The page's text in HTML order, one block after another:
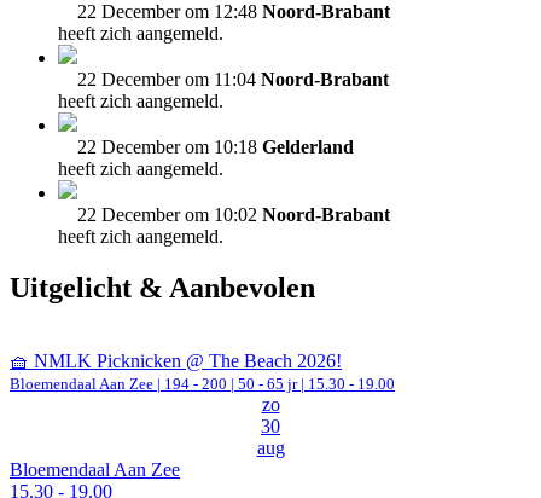
22 December om 12:48 Noord-Brabant
heeft zich aangemeld.
22 December om 11:04 Noord-Brabant
heeft zich aangemeld.
22 December om 10:18 Gelderland
heeft zich aangemeld.
22 December om 10:02 Noord-Brabant
heeft zich aangemeld.
Uitgelicht & Aanbevolen
🧺 NMLK Picknicken @ The Beach 2026!
Bloemendaal Aan Zee | 194 - 200 | 50 - 65 jr | 15.30 - 19.00
zo
30
aug
Bloemendaal Aan Zee
15.30 - 19.00